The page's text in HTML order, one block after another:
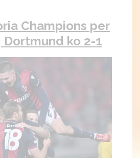
Champions per
Dortmund ko 2-1